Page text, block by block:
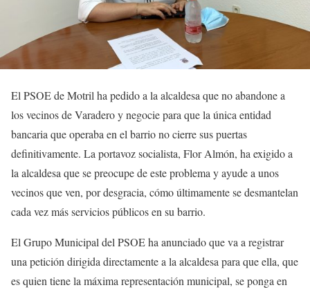
El PSOE de Motril ha pedido a la alcaldesa que no abandone a
los vecinos de Varadero y negocie para que la única entidad
bancaria que operaba en el barrio no cierre sus puertas
definitivamente. La portavoz socialista, Flor Almón, ha exigido a
la alcaldesa que se preocupe de este problema y ayude a unos
vecinos que ven, por desgracia, cómo últimamente se desmantelan
cada vez más servicios públicos en su barrio.
El Grupo Municipal del PSOE ha anunciado que va a registrar
una petición dirigida directamente a la alcaldesa para que ella, que
es quien tiene la máxima representación municipal, se ponga en